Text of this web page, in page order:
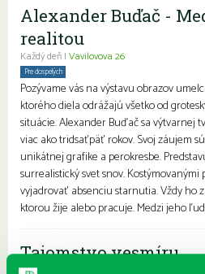
Alexander Buďač -
realitou
Každý deň | Vavilovova 26
Pre dospelých
Pozývame vás na výstavu obrazov
ktorého diela odrážajú všetko od
situácie. Alexander Buďač sa výtvarnej
viac ako tridsaťpäť rokov. Svoj záujem
unikátnej grafike a perokresbe.
surrealistický svet snov. Kostýmovanými
vyjadrovať absenciu starnutia. Vždy ho
ktorou žije alebo pracuje. Medzi jeho
Tajomstvo vesmíru